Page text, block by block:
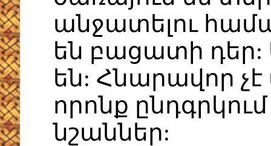
անջատելու
են բացատի դեր:
են: Հնարավոր
որոնք
նշաններ: